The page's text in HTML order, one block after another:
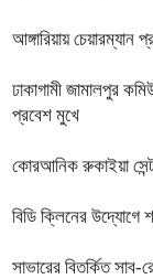
আঙ্গারিয়ায় চেয়ারম্যান
ঢাকাগামী জামালপুর
প্রবেশ মুখে
কোরআনিক রুকাইয়া
বিডি ক্লিনের উদ্যোগে
সাভারের বিতর্কিত